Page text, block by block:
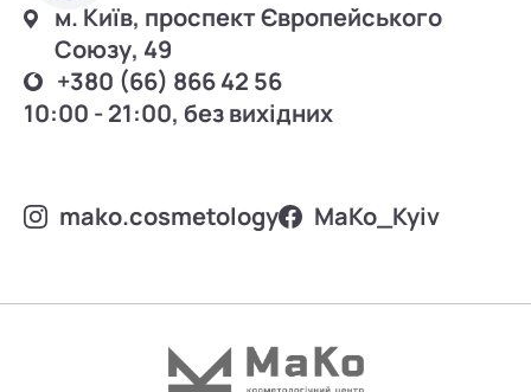
м. Київ, проспект Європейського
Союзу, 49
+380 (66) 866 42 56
10:00 - 21:00, без вихідних
mako.cosmetology MаKo_Kyiv